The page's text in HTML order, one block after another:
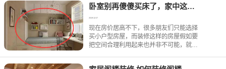
寿有关，称它为“长寿素”。净化空气，负离
子本身带有负电荷
卧室别再傻傻买床了，家中这样设计比床可实用多了
2019-12-27
现在房价居高不下，很多朋友们只能选择
买小户型房屋，而装修这样的房屋假如要
把空间合理利用起来也并非不可能，就拿